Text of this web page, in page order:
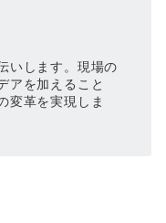
いします。現場の
アを加えること
変革を実現しま